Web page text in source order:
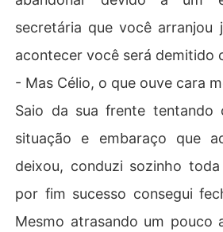
secretária que você arranjou
acontecer você será demitido
- Mas Célio, o que ouve cara
Saio da sua frente tentando
situação e embaraço que
deixou, conduzi sozinho
por fim sucesso consegui
Mesmo atrasando um pouco